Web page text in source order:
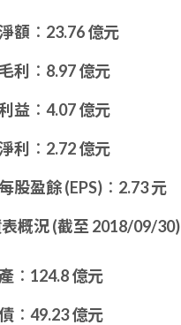
額 ： 23.76 億元
利
： 8.97 億元
益 ： 4.07 億元
利
： 2.72 億元
股盈餘 (EPS) ： 2.73 元
概況 (截至 2018/09/30)
： 124.8 億元
： 49.23 億元